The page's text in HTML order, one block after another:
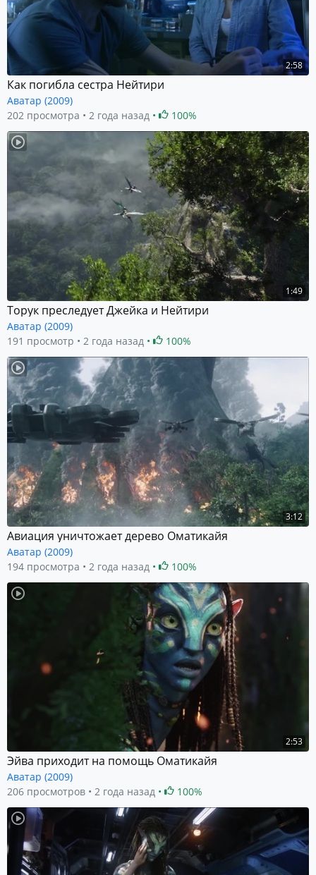
2:58
Как погибла сестра Нейтири
Аватар (2009)
202 просмотра
2 года назад 100%
1:49
Торук преследует Джейка и Нейтири
Аватар (2009)
191 просмотр
2 года назад 100%
3:12
Авиация уничтожает дерево Оматикайя
Аватар (2009)
194 просмотра
2 года назад 100%
2:53
Эйва приходит на помощь Оматикайя
Аватар (2009)
206 просмотров
2 года назад 100%